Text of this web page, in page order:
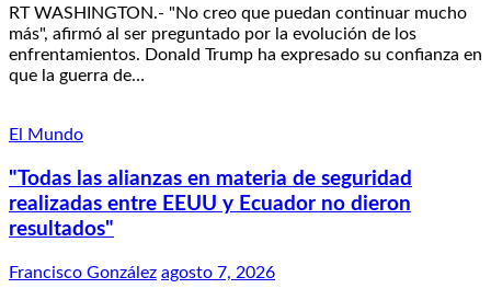
RT WASHINGTON.- "No creo que puedan continuar mucho
más", afirmó al ser preguntado por la evolución de los
enfrentamientos. Donald Trump ha expresado su confianza en
que la guerra de…
El Mundo
"Todas las alianzas en materia de seguridad
realizadas entre EEUU y Ecuador no dieron
resultados"
Francisco González agosto 7, 2026